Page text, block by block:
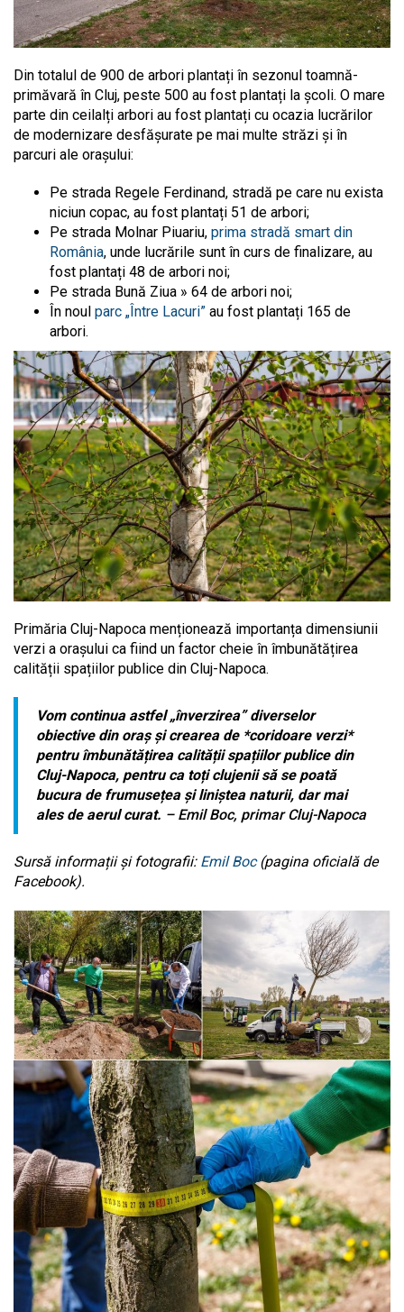
Din totalul de 900 de arbori plantați în sezonul toamnă-
primăvară în Cluj, peste 500 au fost plantați la școli. O mare
parte din ceilalți arbori au fost plantați cu ocazia lucrărilor
de modernizare desfășurate pe mai multe străzi și în
parcuri ale orașului:
Pe strada Regele Ferdinand, stradă pe care nu exista
niciun copac, au fost plantați 51 de arbori;
Pe strada Molnar Piuariu, prima stradă smart din
România, unde lucrările sunt în curs de finalizare, au
fost plantați 48 de arbori noi;
Pe strada Bună Ziua » 64 de arbori noi;
În noul parc „Între Lacuri” au fost plantați 165 de
arbori.
Primăria Cluj-Napoca menționează importanța dimensiunii
verzi a orașului ca fiind un factor cheie în îmbunătățirea
calității spațiilor publice din Cluj-Napoca.
Vom continua astfel „înverzirea” diverselor
obiective din oraș și crearea de *coridoare verzi*
pentru îmbunătățirea calității spațiilor publice din
Cluj-Napoca, pentru ca toți clujenii să se poată
bucura de frumusețea și liniștea naturii, dar mai
ales de aerul curat. – Emil Boc, primar Cluj-Napoca
Sursă informații și fotografii: Emil Boc(pagina oficială de
Facebook).